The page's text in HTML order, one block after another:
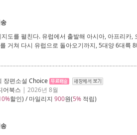
도를 펼친다. 유럽에서 출발해 아시아, 아프리카,
거쳐 다시 유럽으로 돌아오기까지, 5대양 6대륙
장편소설 Choice
어북스 | 2026년 8월
할인) / 마일리지 900원(5% 적립)